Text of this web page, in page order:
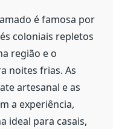
é famosa por
coloniais repletos
região e o
noites frias. As
artesanal e as
a experiência,
ideal para casais,